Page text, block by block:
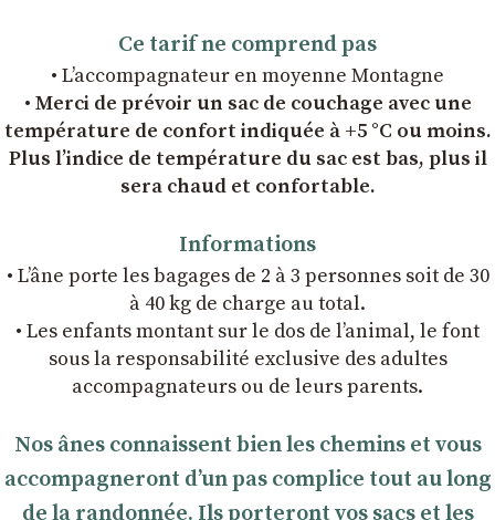
Ce tarif ne comprend pas
• L’accompagnateur en moyenne Montagne
• Merci de prévoir un sac de couchage avec une
température de confort indiquée à +5 °C ou moins.
Plus l’indice de température du sac est bas, plus il
sera chaud et confortable.
Informations
• L’âne porte les bagages de 2 à 3 personnes soit de 30
à 40 kg de charge au total.
• Les enfants montant sur le dos de l’animal, le font
sous la responsabilité exclusive des adultes
accompagnateurs ou de leurs parents.
Nos ânes connaissent bien les chemins et vous
accompagneront dʼun pas complice tout au long
de la randonnée. Ils porteront vos sacs et les